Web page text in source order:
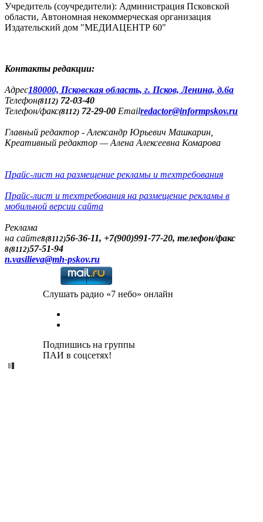
Учредитель (соучредители): Администрация Псковской
области, Автономная некоммерческая организация
Издательский дом "МЕДИАЦЕНТР 60"
Контакты редакции:
Адреc180000, Псковская область, г. Псков, Ленина, д.6а
Телефон(8112) 72-03-40
Телефон/факс(8112) 72-29-00 Emailredactor@informpskov.ru
Главный редактор - Александр Юрьевич Машкарин,
Креативный редактор — Алена Алексеевна Комарова
Прайс-лист на размещение рекламы и техтребования
Прайс-лист и техтребования на размещение рекламы в
мобильной версии сайта
Реклама
на сайте8(8112)56-36-11, +7(900)991-77-20, телефон/факс
8(8112)57-51-94
n.vasilieva@mh-pskov.ru
Слушать радио «7 небо» онлайн
Подпишись на группы
ПАИ в соцсетях!